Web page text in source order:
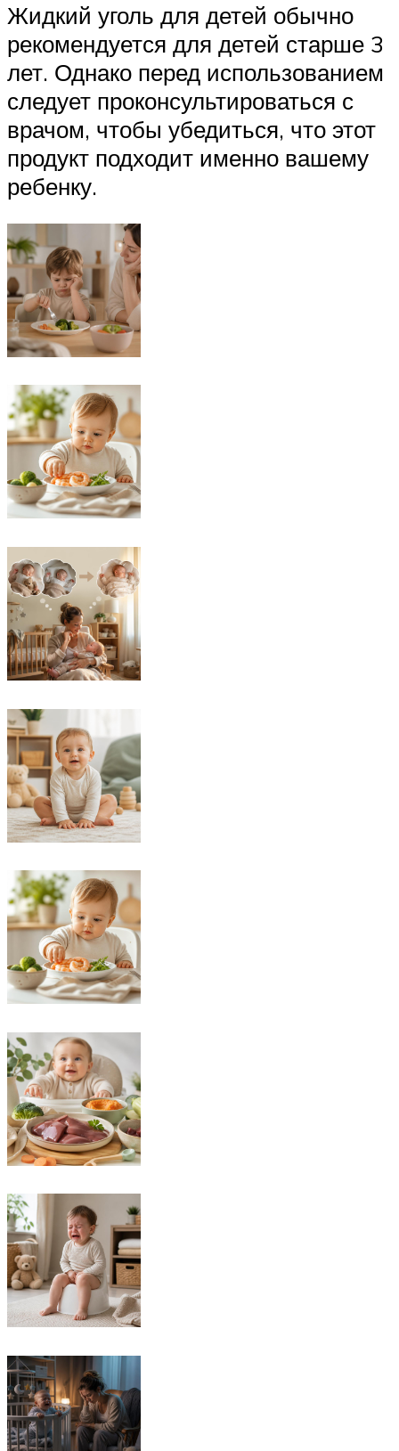
Жидкий уголь для детей обычно
рекомендуется для детей старше 3
лет. Однако перед использованием
следует проконсультироваться с
врачом, чтобы убедиться, что этот
продукт подходит именно вашему
ребенку.